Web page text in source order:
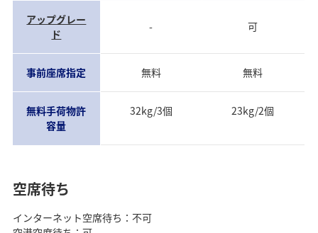
アップグレー
ド
- 可
事前座席指定 無料 無料
無料手荷物許
容量
32kg/3個 23kg/2個
空席待ち
インターネット空席待ち：不可